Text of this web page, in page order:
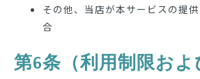
その他、当店が本サービスの提
合
第6条（利用制限およ